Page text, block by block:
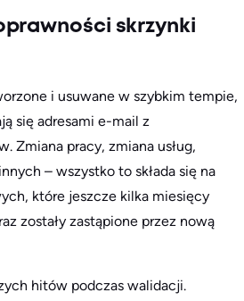
skrzynki
i usuwane w szybkim tempie,
się adresami e-mail z
Zmiana pracy, zmiana usług,
– wszystko to składa się na
które jeszcze kilka miesięcy
zostały zastąpione przez nową
hitów podczas walidacji.